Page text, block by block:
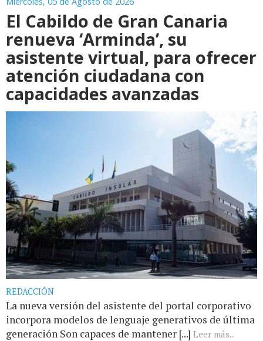
El Cabildo de Gran Canaria
renueva ‘Arminda’, su
asistente virtual, para ofrecer
atención ciudadana con
capacidades avanzadas
REDACCIÓN
La nueva versión del asistente del portal corporativo
incorpora modelos de lenguaje generativos de última
generación Son capaces de mantener [...] Leer más...